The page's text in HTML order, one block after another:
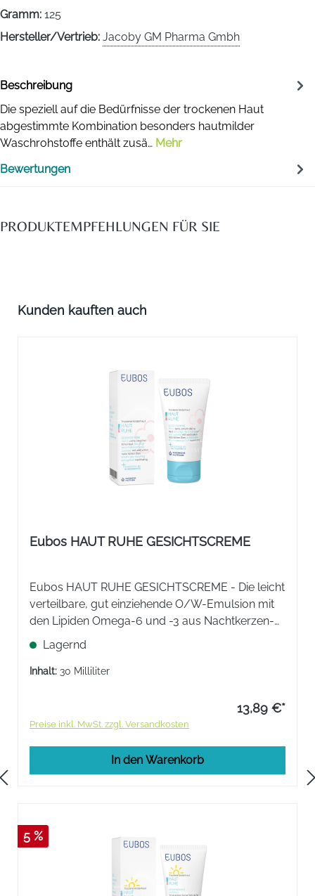
Gramm: 125
Hersteller/Vertrieb: Jacoby GM Pharma Gmbh
Beschreibung
Die speziell auf die Bedürfnisse der trockenen Haut
abgestimmte Kombination besonders hautmilder
Waschrohstoffe enthält zusä… Mehr
Bewertungen
PRODUKTEMPFEHLUNGEN FÜR SIE
Produktgalerie überspringen
Kunden kauften auch
Eubos HAUT RUHE GESICHTSCREME
Eubos HAUT RUHE GESICHTSCREME - Die leicht
verteilbare, gut einziehende O/W-Emulsion mit
den Lipiden Omega-6 und -3 aus Nachtkerzen-
und Echiumöl, mit Vitaminkomplex ist eine
medizinische Gesichtspflege für die zarte Kinder-
und Baby-Haut.
Lagernd
Inhalt: 30 Milliliter
13,89 €*
Preise inkl. MwSt. zzgl. Versandkosten
In den Warenkorb
5 %